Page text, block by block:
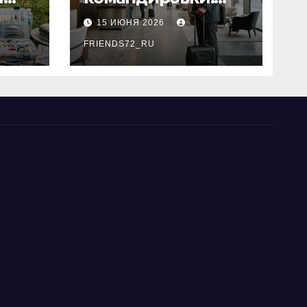
основные
критерии выбора
15 ИЮНЯ 2026
FRIENDS72_RU